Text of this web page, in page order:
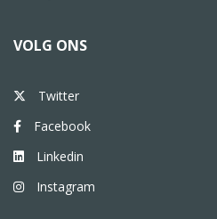
VOLG ONS
Twitter
Facebook
Linkedin
Instagram